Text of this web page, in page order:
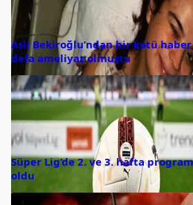
Aslı Bekiroğlu’ndan bir kötü
defa ameliyat olmuştu
Süper Lig’de 2. ve 3. hafta
oldu